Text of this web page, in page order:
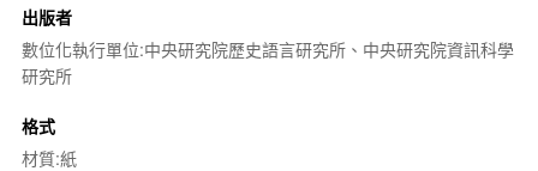
出版者
數位化執行單位:中央研究院歷史語言研究所、中央研究院資訊科學
研究所
格式
材質:紙